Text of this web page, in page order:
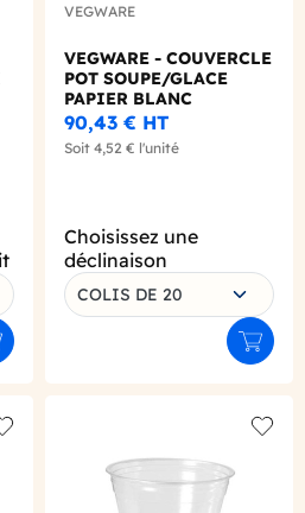
au panier
VEGWARE
VEGWARE - COUVERCLE
POT SOUPE/GLACE
PAPIER BLANC
COMPOSTABLE 12-32OZ
Ø115MM X25
90,43 € HT
Soit 4,52 € l'unité
Choisissez une
déclinaison
COLIS DE 20